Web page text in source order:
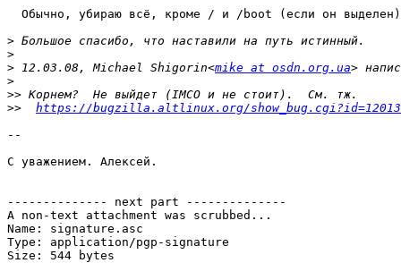
Обычно, убираю всё, кроме / и /boot (если он
>
>
> 12.03.08, Michael Shigorin<mike at osdn.org.ua
>
>>
>>
https://bugzilla.altlinux.org/show_bug.cgi?id=12013
--
С уважением. Алексей.
-------------- next part --------------
A non-text attachment was scrubbed...
Name: signature.asc
Type: application/pgp-signature
Size: 544 bytes